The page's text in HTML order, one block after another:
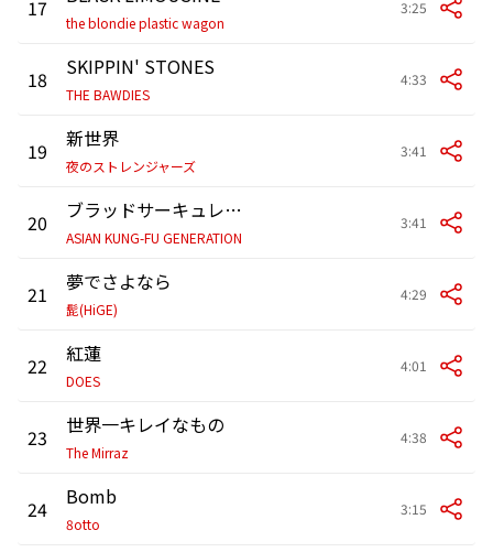
17
the blondie plastic wagon
3:25
18 SKIPPIN' STONES
THE BAWDIES
4:33
19 新世界
夜のストレンジャーズ
3:41
20 ブラッドサーキュレーター
ASIAN KUNG-FU GENERATION
3:41
21 夢でさよなら
髭(HiGE)
4:29
22 紅蓮
DOES
4:01
23 世界一キレイなもの
The Mirraz
4:38
24 Bomb
8otto
3:15